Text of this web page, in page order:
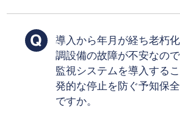
導入から年月が経ち老朽
調設備の故障が不安なので
監視システムを導入する
発的な停止を防ぐ予知保
ですか。